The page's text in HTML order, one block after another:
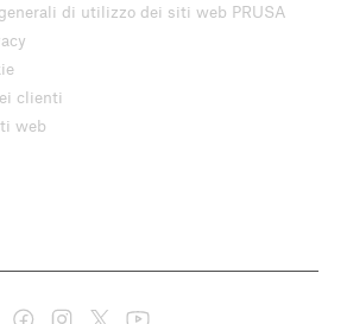
di utilizzo dei siti web PRUSA
clienti
web